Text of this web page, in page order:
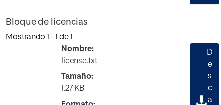
Bloque de licencias
Mostrando 1 - 1 de 1
Nombre:
license.txt
Tamaño:
1.27 KB
D
e
s
c
a